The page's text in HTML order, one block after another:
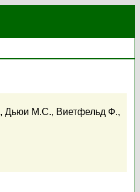
, Дьюи М.С., Виетфельд Ф.,